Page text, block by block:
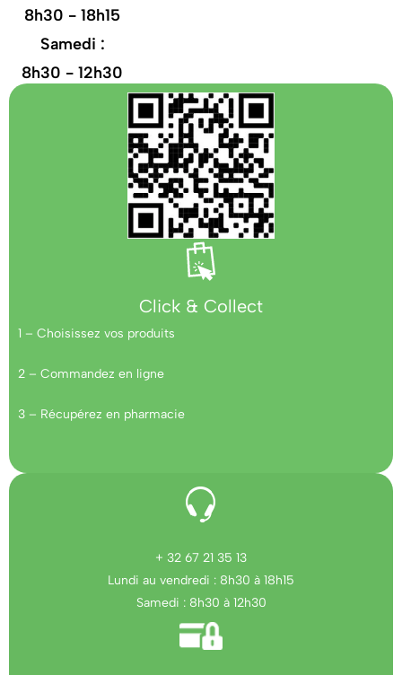
8h30 - 18h15
Samedi :
8h30 - 12h30
Click & Collect
1 – Choisissez vos produits
2 – Commandez en ligne
3 – Récupérez en pharmacie
+ 32 67 21 35 13
Lundi au vendredi : 8h30 à 18h15
Samedi : 8h30 à 12h30